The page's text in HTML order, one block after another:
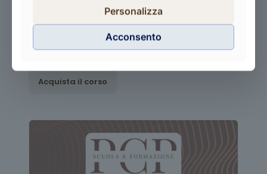
E-commerce: dalla progettazione alla
140,00€
Acquista il corso
Personalizza
Acconsento